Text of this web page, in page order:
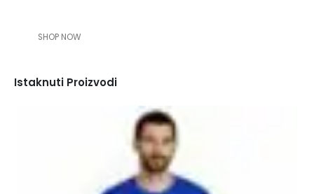
SHOP NOW
Istaknuti Proizvodi